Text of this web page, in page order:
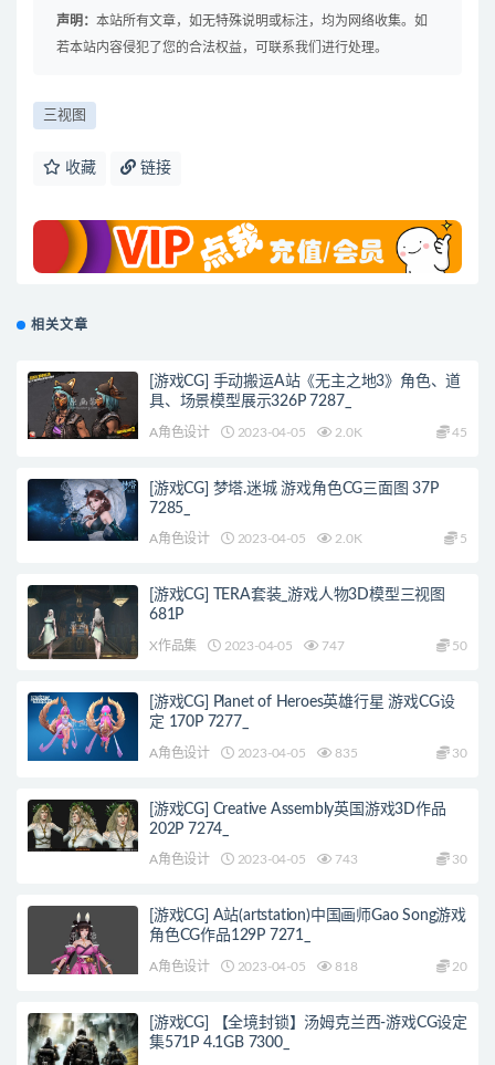
声明： 本站所有文章，如无特殊说明或标注，均为网络收集。如
若本站内容侵犯了您的合法权益，可联系我们进行处理。
三视图
收藏 链接
相关文章
[游戏CG] 手动搬运A站《无主之地3》角色、道
具、场景模型展示326P 7287_
A角色设计 2023-04-05 2.0K 45
[游戏CG] 梦塔.迷城 游戏角色CG三面图 37P
7285_
A角色设计 2023-04-05 2.0K 5
[游戏CG] TERA套装_游戏人物3D模型三视图
681P
X作品集 2023-04-05 747 50
[游戏CG] Planet of Heroes英雄行星 游戏CG设
定 170P 7277_
A角色设计 2023-04-05 835 30
[游戏CG] Creative Assembly英国游戏3D作品
202P 7274_
A角色设计 2023-04-05 743 30
[游戏CG] A站(artstation)中国画师Gao Song游戏
角色CG作品129P 7271_
A角色设计 2023-04-05 818 20
[游戏CG] 【全境封锁】汤姆克兰西-游戏CG设定
集571P 4.1GB 7300_